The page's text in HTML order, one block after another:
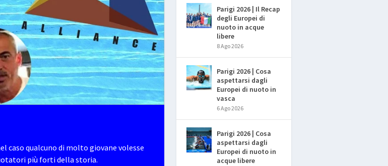
caso qualcuno di molto giovane volesse
più forti della storia.
Parigi 2026 | Il Recap
degli Europei di
nuoto in acque
libere
8 Ago 2026
Parigi 2026 | Cosa
aspettarsi dagli
Europei di nuoto in
vasca
6 Ago 2026
Parigi 2026 | Cosa
aspettarsi dagli
Europei di nuoto in
acque libere